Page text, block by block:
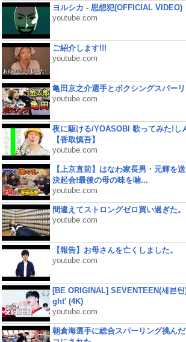
ヨルシカ - 思想犯(OFFICIAL VIDEO)
youtube.com
ご紹介します!!!
youtube.com
亀田京之介選手とボクシングスパー
youtube.com
夜に駆ける/YOASOBI 歌ってみた!し
【香取慎吾】
youtube.com
【上京直前】はなわ家長男・元輝を
決起会!最後の母の味を噛...
youtube.com
間違えてストロングゼロ買い過ぎた。
youtube.com
【報告】お母さんを亡くしました。
youtube.com
[BE ORIGINAL] SEVENTEEN(세븐
ght' (4K)
youtube.com
朝倉海選手に総合スパーリング挑ん